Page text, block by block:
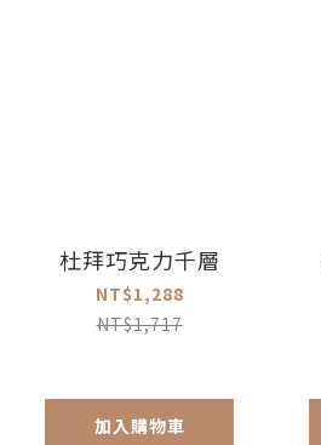
杜拜巧克力千層
NT$1,288
NT$1,717
加入購物車